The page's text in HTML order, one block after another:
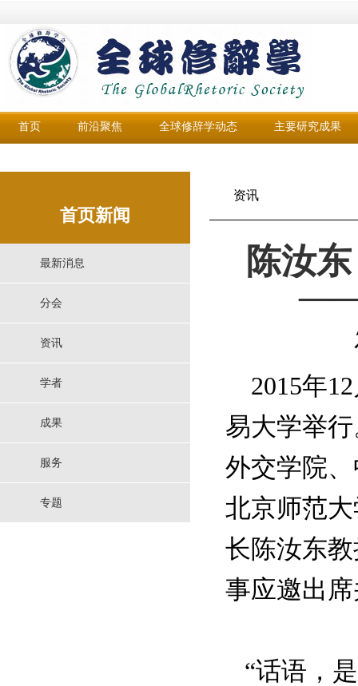
首页 前沿聚焦 全球修辞学动态 主要研究成果
首页新闻
最新消息
分会
资讯
学者
成果
服务
专题
资讯
陈汝
——
2015年12
易大学举
外交学院
北京师范
长陈汝东
事应邀出
“话语，